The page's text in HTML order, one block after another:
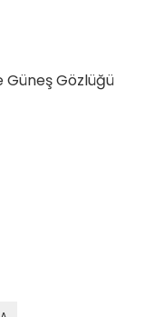
Güneş Gözlüğü